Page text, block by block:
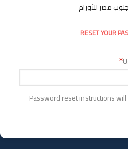
مصر للأورام
RESET YOUR
Password reset instructions